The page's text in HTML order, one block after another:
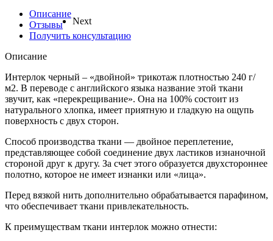
Next
Описание
Отзывы
Получить консультацию
Описание
Интерлок черный – «двойной» трикотаж плотностью 240 г/
м2. В переводе с английского языка название этой ткани
звучит, как «перекрещивание». Она на 100% состоит из
натурального хлопка, имеет приятную и гладкую на ощупь
поверхность с двух сторон.
Способ производства ткани — двойное переплетение,
представляющее собой соединение двух ластиков изнаночной
стороной друг к другу. За счет этого образуется двухстороннее
полотно, которое не имеет изнанки или «лица».
Перед вязкой нить дополнительно обрабатывается парафином,
что обеспечивает ткани привлекательность.
К преимуществам ткани интерлок можно отнести: